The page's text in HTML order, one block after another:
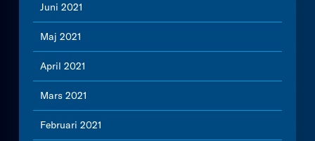
Juni 2021
Maj 2021
April 2021
Mars 2021
Februari 2021